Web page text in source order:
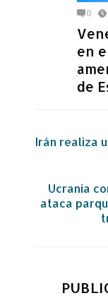
0
en
de
Irán realiza
Ucrania
ataca